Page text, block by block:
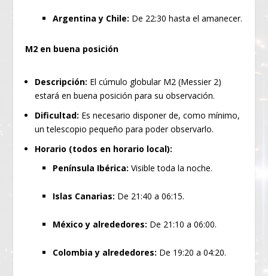
Argentina y Chile: De 22:30 hasta el amanecer.
M2 en buena posición
Descripción: El cúmulo globular M2 (Messier 2)
estará en buena posición para su observación.
Dificultad: Es necesario disponer de, como mínimo,
un telescopio pequeño para poder observarlo.
Horario (todos en horario local):
Península Ibérica: Visible toda la noche.
Islas Canarias: De 21:40 a 06:15.
México y alrededores: De 21:10 a 06:00.
Colombia y alrededores: De 19:20 a 04:20.